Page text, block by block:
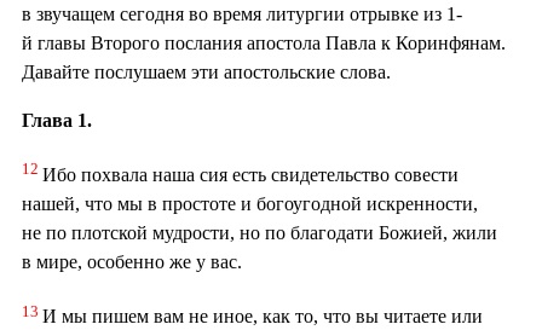
в звучащем сегодня во время литургии отрывке из 1-
й главы Второго послания апостола Павла к Коринфянам.
Давайте послушаем эти апостольские слова.
Глава 1.
12 Ибо похвала наша сия есть свидетельство совести
нашей, что мы в простоте и богоугодной искренности,
не по плотской мудрости, но по благодати Божией, жили
в мире, особенно же у вас.
13 И мы пишем вам не иное, как то, что вы читаете или